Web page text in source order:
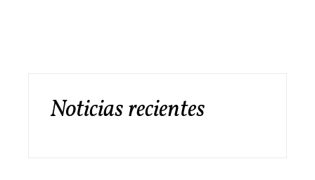
Noticias recientes